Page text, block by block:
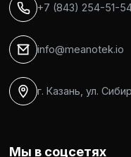
+7 (843) 254-51-
info@meanotek.io
г. Казань, ул.
Мы в соцсетях